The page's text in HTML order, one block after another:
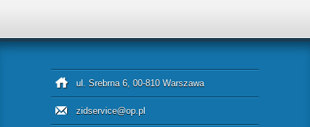
ul. Srebrna 6, 00-810 Warszawa
zidservice@op.pl